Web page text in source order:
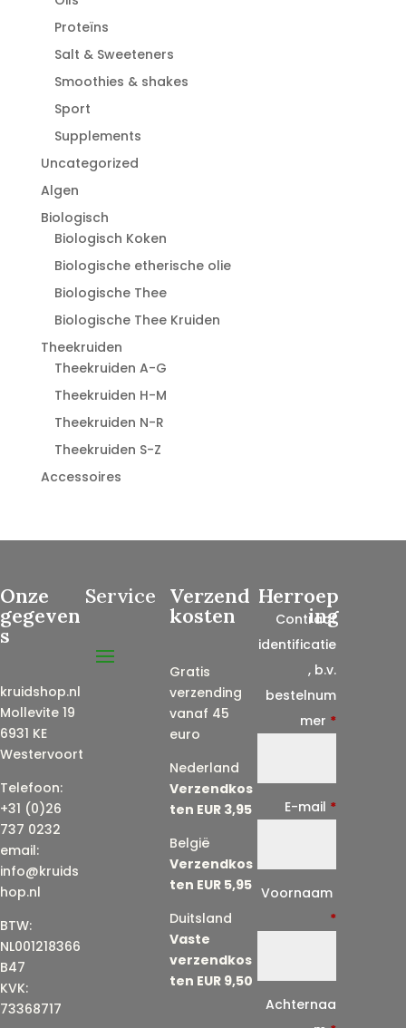
Proteïns
Salt & Sweeteners
Smoothies & shakes
Sport
Supplements
Uncategorized
Algen
Biologisch
Biologisch Koken
Biologische etherische olie
Biologische Thee
Biologische Thee Kruiden
Theekruiden
Theekruiden A-G
Theekruiden H-M
Theekruiden N-R
Theekruiden S-Z
Accessoires
Onze
gegeven
s
kruidshop.nl
Mollevite 19
6931 KE
Westervoort
Telefoon:
+31 (0)26
737 0232
email:
info@kruids
hop.nl
BTW:
NL001218366
B47
KVK:
73368717
Service Verzend
kosten
Gratis
verzending
vanaf 45
euro
Nederland
Verzendkos
ten EUR 3,95
België
Verzendkos
ten EUR 5,95
Duitsland
Vaste
verzendkos
ten EUR 9,50
Herroep
ing
Contract
identificatie
, b.v.
bestelnum
mer *
E-mail *
Voornaam
*
Achternaa